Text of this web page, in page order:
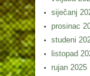
siječanj
prosinac
studeni
listopad
rujan 2025